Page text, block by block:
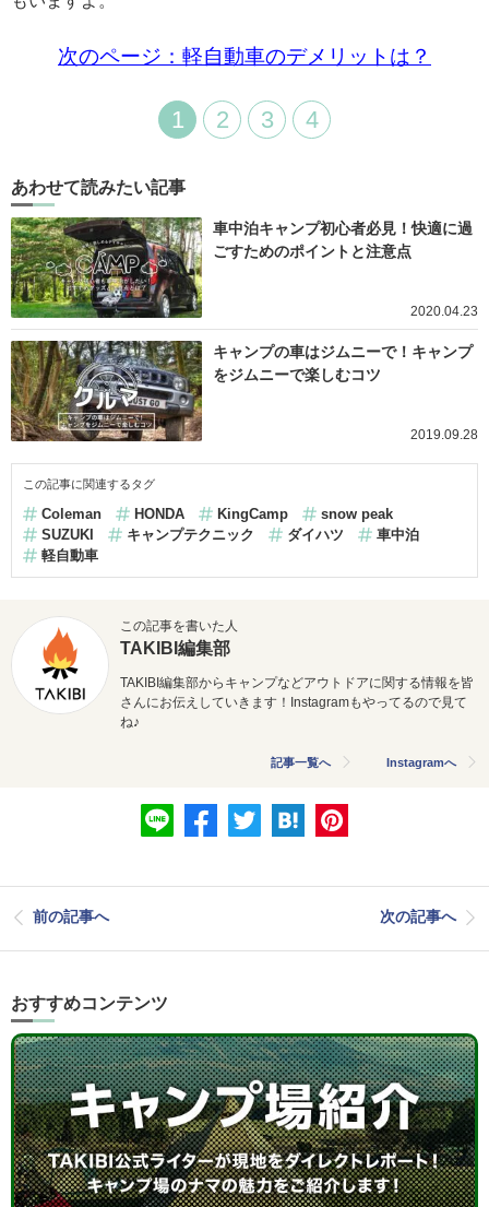
次のページ：軽自動車のデメリットは？
1 2 3 4
あわせて読みたい記事
車中泊キャンプ初心者必見！快適に過
ごすためのポイントと注意点
2020.04.23
キャンプの車はジムニーで！キャンプ
をジムニーで楽しむコツ
2019.09.28
この記事に関連するタグ
Coleman HONDA KingCamp
snow peak
SUZUKI
キャンプテクニック ダイハツ
車中泊
軽自動車
この記事を書いた人
TAKIBI編集部
TAKIBI編集部からキャンプなどアウトドアに関する情報を皆
さんにお伝えしていきます！Instagramもやってるので見て
ね♪
記事一覧へ Instagramへ
前の記事へ 次の記事へ
おすすめコンテンツ